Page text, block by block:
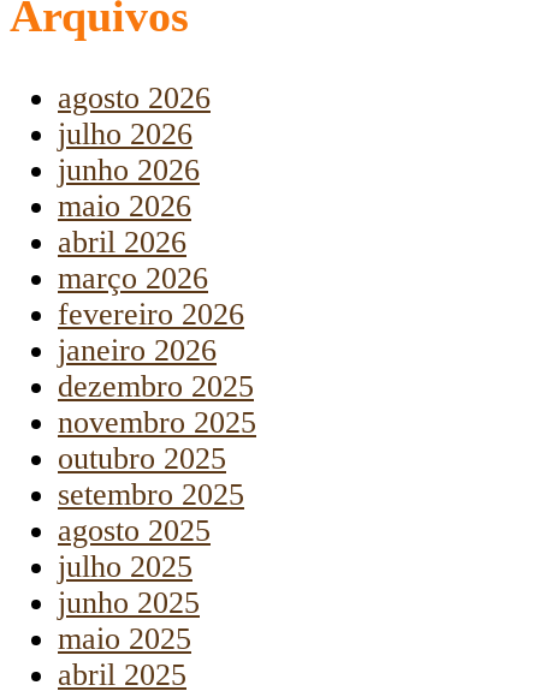
Arquivos
agosto 2026
julho 2026
junho 2026
maio 2026
abril 2026
março 2026
fevereiro 2026
janeiro 2026
dezembro 2025
novembro 2025
outubro 2025
setembro 2025
agosto 2025
julho 2025
junho 2025
maio 2025
abril 2025